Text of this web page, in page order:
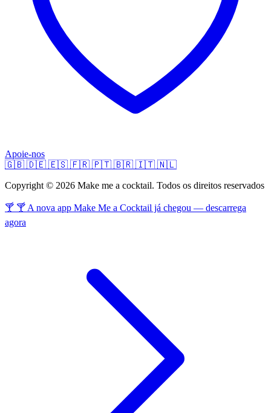
Apoie-nos
🇬🇧 🇩🇪 🇪🇸 🇫🇷 🇵🇹 🇧🇷 🇮🇹 🇳🇱
Copyright © 2026 Make me a cocktail. Todos os direitos reservados
🍸 🍸 A nova app Make Me a Cocktail já chegou — descarrega
agora